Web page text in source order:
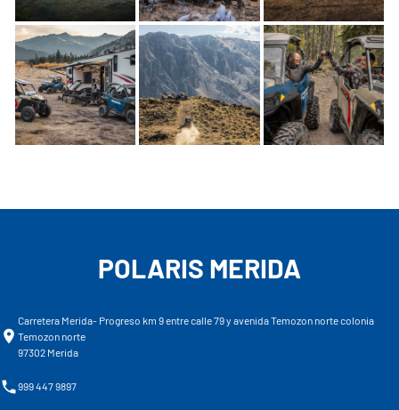
POLARIS MERIDA
Carretera Merida- Progreso km 9 entre calle 79 y avenida Temozon norte colonia
Temozon norte
97302 Merida
999 447 9897